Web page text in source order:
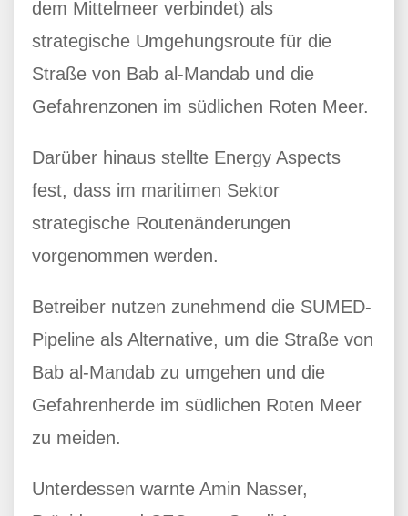
dem Mittelmeer verbindet) als
strategische Umgehungsroute für die
Straße von Bab al-Mandab und die
Gefahrenzonen im südlichen Roten Meer.
Darüber hinaus stellte Energy Aspects
fest, dass im maritimen Sektor
strategische Routenänderungen
vorgenommen werden.
Betreiber nutzen zunehmend die SUMED-
Pipeline als Alternative, um die Straße von
Bab al-Mandab zu umgehen und die
Gefahrenherde im südlichen Roten Meer
zu meiden.
Unterdessen warnte Amin Nasser,